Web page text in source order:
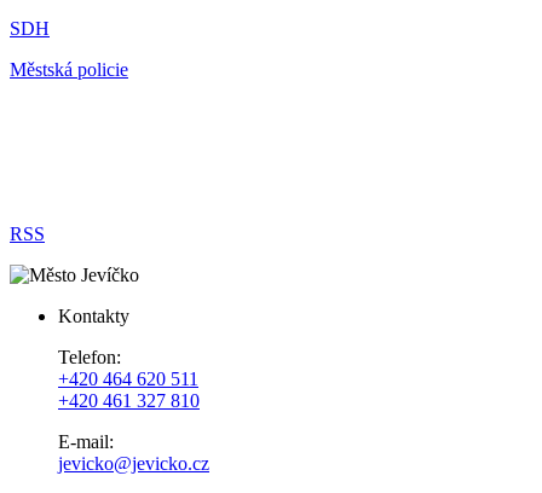
SDH
Městská policie
RSS
Kontakty
Telefon:
+420 464 620 511
+420 461 327 810
E-mail:
jevicko@jevicko.cz